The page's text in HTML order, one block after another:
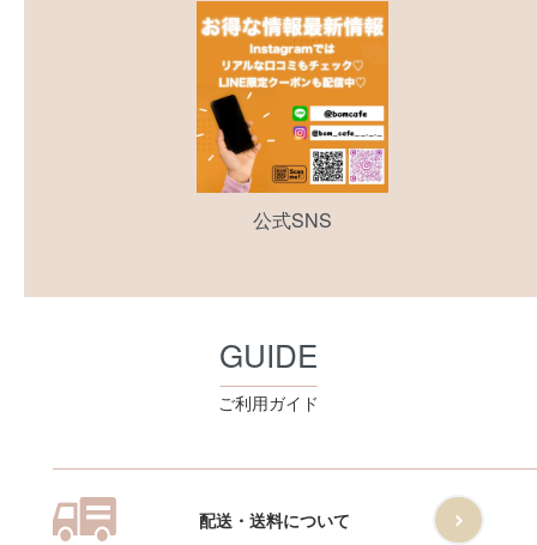
公式SNS
GUIDE
ご利用ガイド
配送・送料について